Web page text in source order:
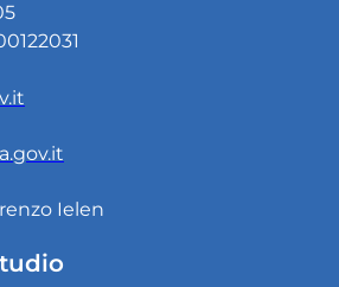
Ielen